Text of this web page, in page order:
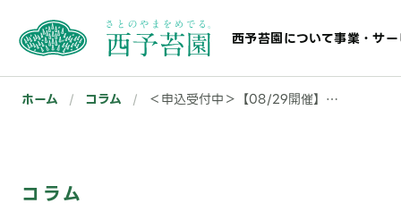
西予苔園について事業・サ
ホーム / コラム / ＜申込受付中＞【08/29開催】Bubble Cup で作るテラリウムオンライン講座【THREE】
コラム